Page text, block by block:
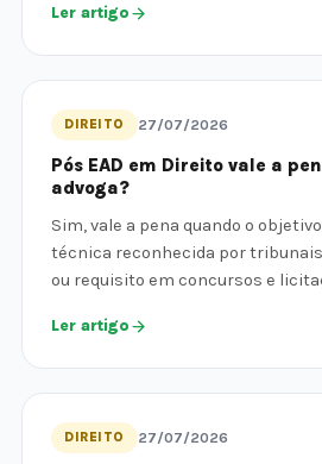
Ler artigo
DIREITO 27/07/2026
Pós EAD em Direito vale a
advoga?
Sim, vale a pena quando o
técnica reconhecida por
ou requisito em concursos e
Ler artigo
DIREITO 27/07/2026